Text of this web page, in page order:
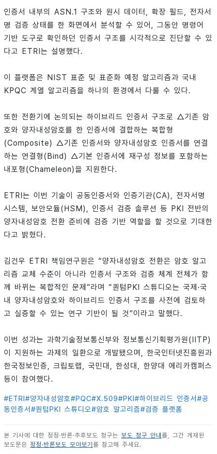
인증서 내부의 ASN.1 구조와 원시 데이터, 확장 필드, 전자서
명 검증 상태를 한 화면에서 분석할 수 있어, 그동안 명령어
기반 도구로 확인하던 인증서 구조를 시각적으로 진단할 수 있
다고 ETRI는 설명했다.
이 플랫폼은 NIST 표준 및 표준화 예정 알고리즘과 국내
KPQC 계열 알고리즘을 하나의 환경에서 다룰 수 있다.
또한 전환기에 논의되는 하이브리드 인증서 구조로 △기존 암
호와 양자내성암호를 한 인증서에 결합하는 복합형
(Composite) △기존 인증서와 양자내성암호 인증서를 연결
하는 연결형(Bind) △기본 인증서에 재구성 정보를 포함하는
내포형(Chameleon)을 지원한다.
ETRI는 이번 기술이 공동인증서와 인증기관(CA), 전자서명
시스템, 보안모듈(HSM), 인증서 검증 솔루션 등 PKI 전반의
양자내성암호 전환 준비에 검증 기반 역할을 할 것으로 기대한
다고 밝혔다.
김건우 ETRI 책임연구원은 “양자내성암호 전환은 암호 알고
리즘 교체 수준이 아니라 인증서 구조와 검증 체계 전체가 함
께 바뀌는 복합적인 문제”라며 “퀀텀PKI 스튜디오는 국제·국
내 양자내성암호와 하이브리드 인증서 구조를 사전에 검토하
고 실증할 수 있는 연구 기반이 될 것”이라고 말했다.
이번 성과는 과학기술정보통신부와 정보통신기획평가원(IITP)
이 지원하는 과제의 일환으로 개발됐으며, 한국인터넷진흥원과
한국정보인증, 크립토랩, 국민대, 한성대, 한양대 에리카캠퍼스
등이 참여했다.
#ETRI #양자내성암호#PQC#X.509#PKI #하이브리드 인증서 #공
동인증서 #퀀텀PKI 스튜디오#암호 알고리즘#검증 플랫폼
본 기사에 대한 정정·반론·추후보도 청구는 보도 청구 안내 를, 그간 게재된
보도문은 정정·반론보도 모아보기 를 참고해 주세요.